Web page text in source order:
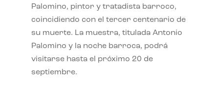
Palomino, pintor y tratadista barroco,
coincidiendo con el tercer centenario de
su muerte. La muestra, titulada Antonio
Palomino y la noche barroca, podrá
visitarse hasta el próximo 20 de
septiembre.